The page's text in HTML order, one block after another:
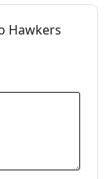
Hawkers